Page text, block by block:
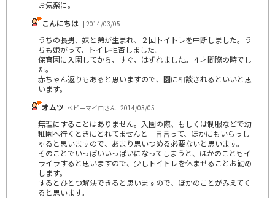
お気楽に。
こんにちは | 2014/03/05
うちの長男、妹と弟が生まれ、２回トイトレを中断しました。う
ちも嫌がって、トイレ拒否しました。
保育園に入園してから、すぐ、はずれました。４才間際の時でし
た。
赤ちゃん返りもあると思いますので、園に相談されるといいと思
います。
オムツ ベビーマイロさん | 2014/03/05
無理にすることはありません。入園の際、もしくは制服などで幼
稚園へ行くときにとれてませんと一言言って、ほかにもいらっし
ゃると思いますので、あまり思いつめる必要ないと思います。
そのことでいっぱいいっぱいになってしまうと、ほかのこともイ
ライラすると思いますので、少しトイトレを休ませることお勧め
します。
するとひとつ解決できると思いますので、ほかのことがみえてく
ると思います。